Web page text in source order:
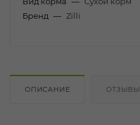
Бренд — Zilli
ОПИСАНИЕ ОТЗЫВЫ